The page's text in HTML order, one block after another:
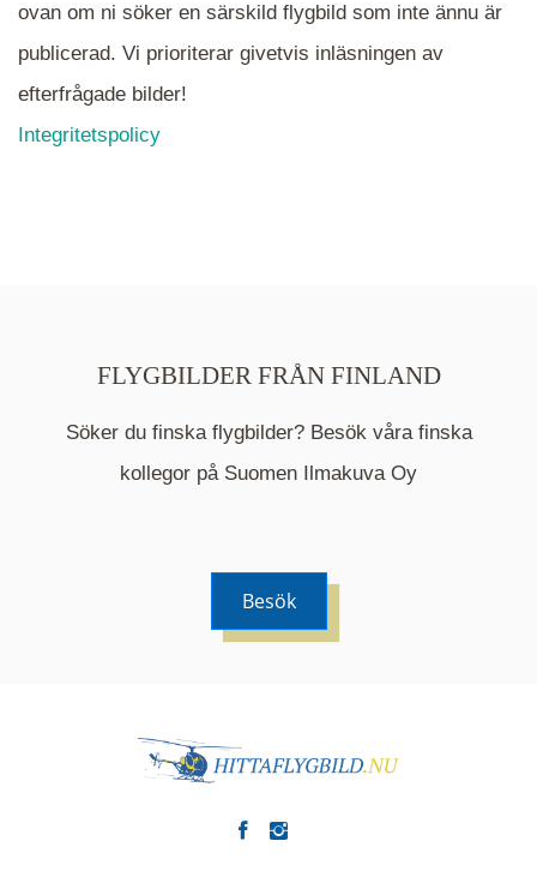
Mappen är en medelpunkt över fotat område och
kommer nu visa de fastigheter som finns just här.
ovan om ni söker en särskild flygbild som inte ännu är
publicerad. Vi prioriterar givetvis inläsningen av
efterfrågade bilder!
Integritetspolicy
FLYGBILDER FRÅN FINLAND
Söker du finska flygbilder? Besök våra finska
kollegor på Suomen Ilmakuva Oy
Besök